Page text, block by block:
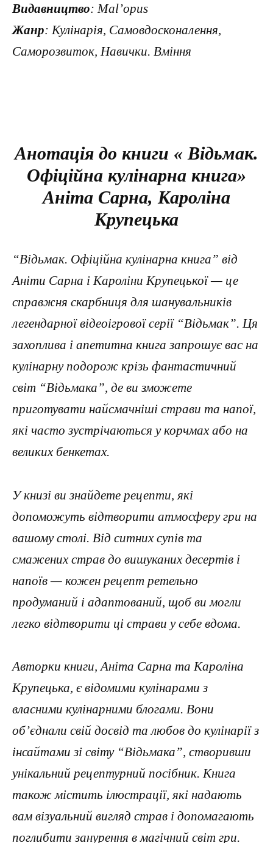
Видавництво: Mal’opus
Жанр: Кулінарія, Самовдосконалення,
Саморозвиток, Навички. Вміння
Анотація до книги « Відьмак.
Офіційна кулінарна книга»
Аніта Сарна, Кароліна
Крупецька
“Відьмак. Офіційна кулінарна книга” від
Аніти Сарна і Кароліни Крупецької — це
справжня скарбниця для шанувальників
легендарної відеоігрової серії “Відьмак”. Ця
захоплива і апетитна книга запрошує вас на
кулінарну подорож крізь фантастичний
світ “Відьмака”, де ви зможете
приготувати найсмачніші страви та напої,
які часто зустрічаються у корчмах або на
великих бенкетах.
У книзі ви знайдете рецепти, які
допоможуть відтворити атмосферу гри на
вашому столі. Від ситних супів та
смажених страв до вишуканих десертів і
напоїв — кожен рецепт ретельно
продуманий і адаптований, щоб ви могли
легко відтворити ці страви у себе вдома.
Авторки книги, Аніта Сарна та Кароліна
Крупецька, є відомими кулінарами з
власними кулінарними блогами. Вони
об’єднали свій досвід та любов до кулінарії з
інсайтами зі світу “Відьмака”, створивши
унікальний рецептурний посібник. Книга
також містить ілюстрації, які надають
вам візуальний вигляд страв і допомагають
поглибити занурення в магічний світ гри.